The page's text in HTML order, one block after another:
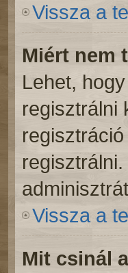
Vissza a
Miért nem
Lehet,
regisztrálni
Vissza a
Mit csinál